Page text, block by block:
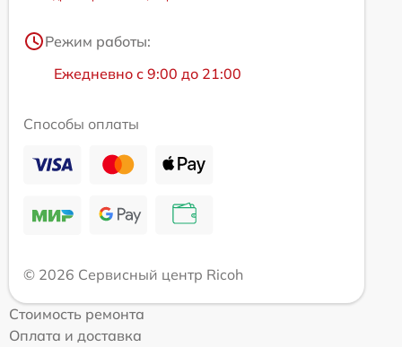
Режим работы:
Ежедневно с 9:00 до 21:00
Способы оплаты
© 2026 Сервисный центр Ricoh
Стоимость ремонта
Оплата и доставка